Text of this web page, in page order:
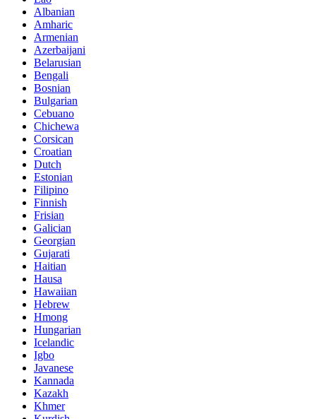
Albanian
Amharic
Armenian
Azerbaijani
Belarusian
Bengali
Bosnian
Bulgarian
Cebuano
Chichewa
Corsican
Croatian
Dutch
Estonian
Filipino
Finnish
Frisian
Galician
Georgian
Gujarati
Haitian
Hausa
Hawaiian
Hebrew
Hmong
Hungarian
Icelandic
Igbo
Javanese
Kannada
Kazakh
Khmer